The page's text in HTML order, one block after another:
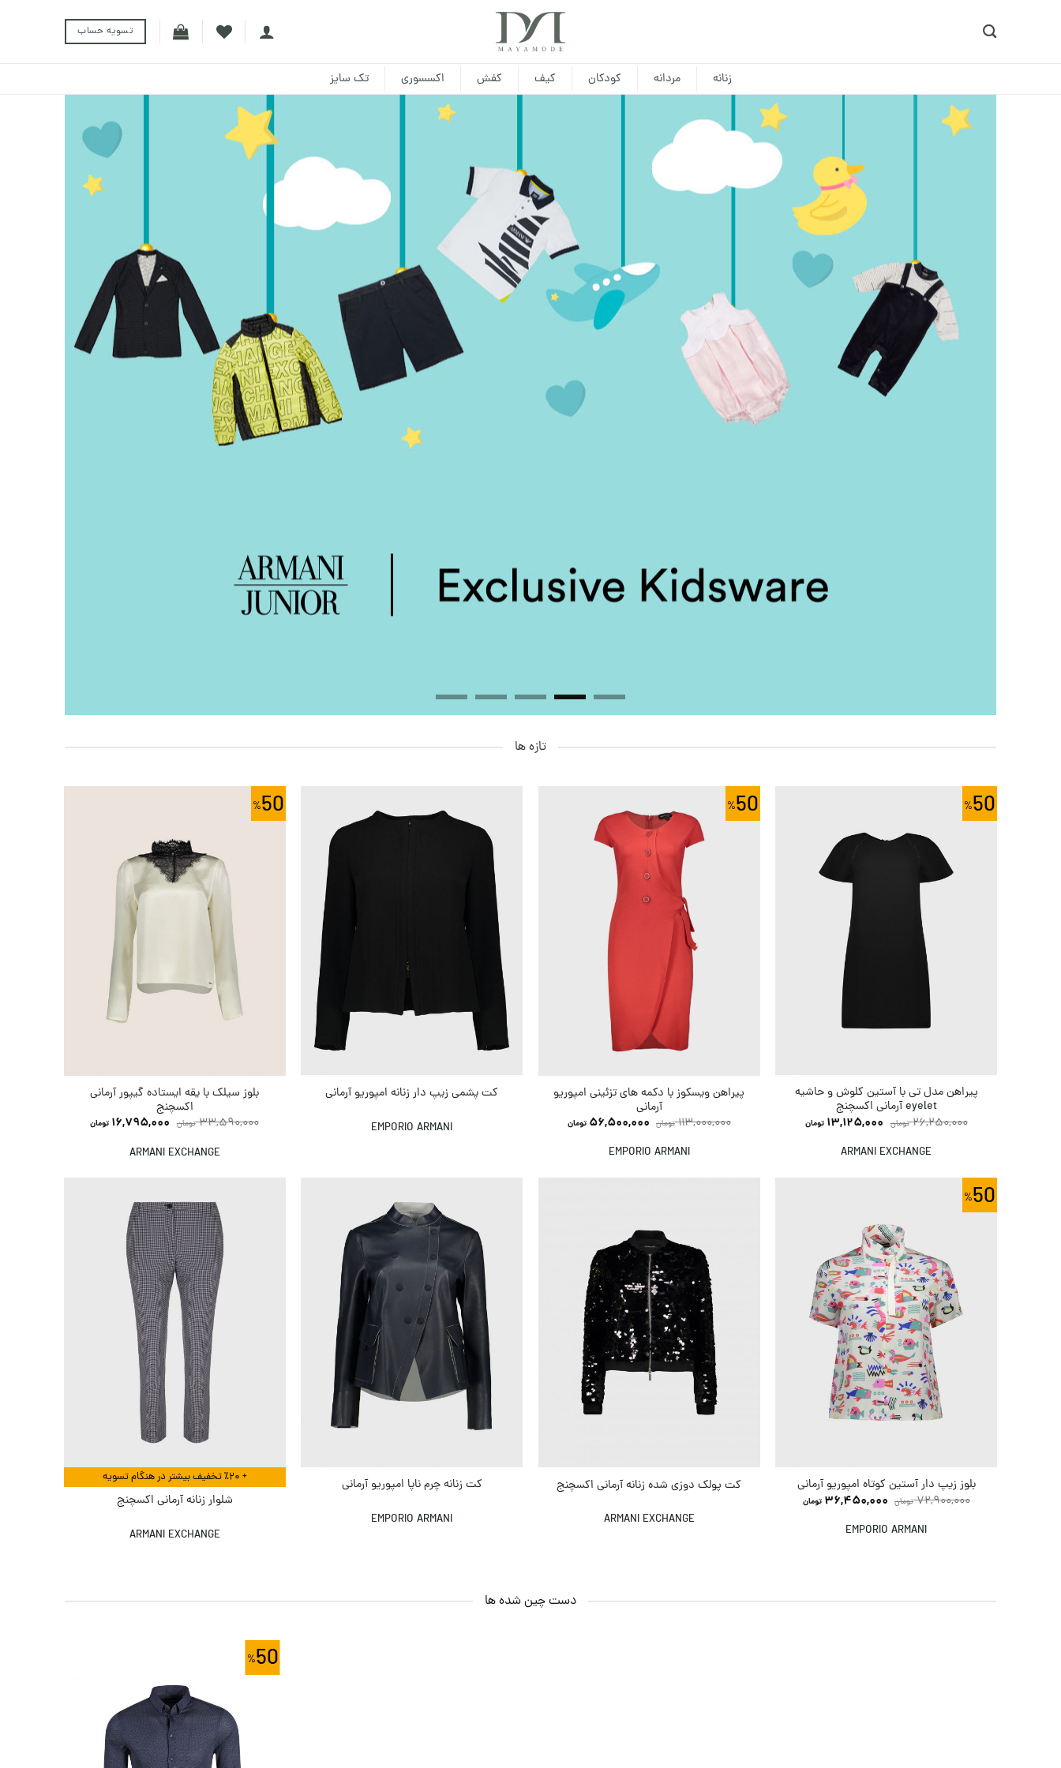
تسویه حساب
زنانه مردانه کودکان کیف کفش اکسسوری تک سایز
تازه ها
50
پیراهن مدل تی با آستین کلوش و حاشیه
eyelet آرمانی اکسچنج
26,250,000 تومان 13,125,000 تومان
ARMANI EXCHANGE
50
پیراهن ویسکوز با دکمه های تزئینی امپوریو
آرمانی
113,000,000 تومان 56,500,000 تومان
EMPORIO ARMANI
کت پشمی زیپ دار زنانه امپوریو آرمانی
EMPORIO ARMANI
50
بلوز سیلک با یقه ایستاده گیپور آرمانی
اکسچنج
33,590,000 تومان 16,795,000 تومان
ARMANI EXCHANGE
50
بلوز زیپ دار آستین کوتاه امپوریو آرمانی
72,900,000 تومان 36,450,000 تومان
EMPORIO ARMANI
کت پولک دوزی شده زنانه آرمانی اکسچنج
ARMANI EXCHANGE
کت زنانه چرم ناپا امپوریو آرمانی
EMPORIO ARMANI
+ ٪۲۰ تخفیف بیشتر در هنگام تسویه
شلوار زنانه آرمانی اکسچنج
ARMANI EXCHANGE
دست چین شده ها
50